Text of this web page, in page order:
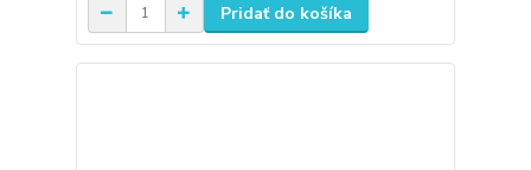
Pridať do košíka